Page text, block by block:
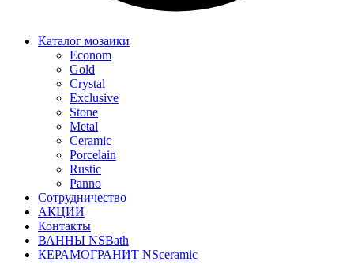
Каталог мозаики
Econom
Gold
Crystal
Exclusive
Stone
Metal
Ceramic
Porcelain
Rustic
Panno
Сотрудничество
АКЦИИ
Контакты
ВАННЫ NSBath
КЕРАМОГРАНИТ NSceramic